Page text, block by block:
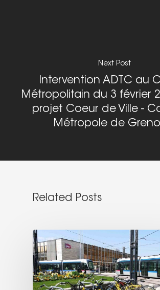
Next Post
Intervention ADTC au
Métropolitain du 3 février
projet Coeur de Ville -
Métropole de
Related Posts